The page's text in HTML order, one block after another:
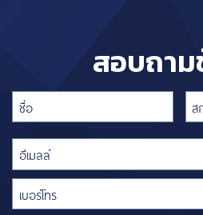
สอบถา